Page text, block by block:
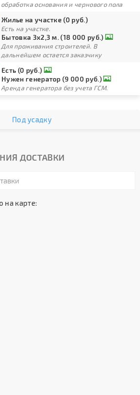
обработка основания и чернового пола
Жилье на участке (0 руб.)
Есть на участке.
Бытовка 3х2,3 м. (18 000 руб.)
Для проживания строителей. В
дальнейшем остается заказчику
Есть (0 руб.)
Нужен генератор (9 000 руб.)
Аренда генератора без учета ГСМ.
Под усадку
ДОСТАВКИ
на карте: